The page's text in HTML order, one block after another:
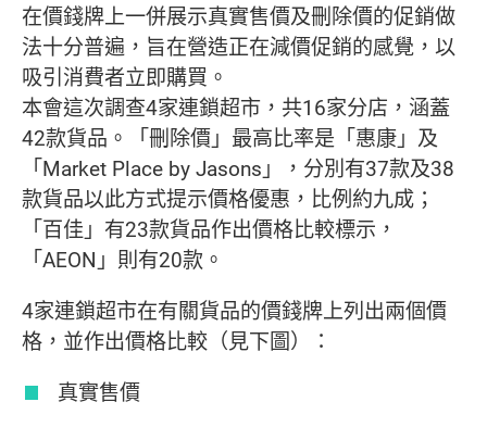
在價錢牌上一併展示真實售價及刪除價的促銷做
法十分普遍，旨在營造正在減價促銷的感覺，以
吸引消費者立即購買。
本會這次調查4家連鎖超市，共16家分店，涵蓋
42款貨品。「刪除價」最高比率是「惠康」及
「Market Place by Jasons」，分別有37款及38
款貨品以此方式提示價格優惠，比例約九成；
「百佳」有23款貨品作出價格比較標示，
「AEON」則有20款。
4家連鎖超市在有關貨品的價錢牌上列出兩個價
格，並作出價格比較（見下圖）：
真實售價